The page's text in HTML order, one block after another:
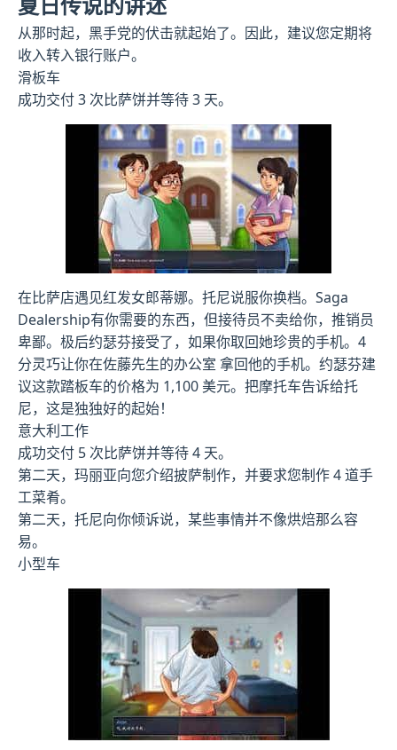
从那时起，黑手党的伏击就起始了。因此，建议您定期将
收入转入银行账户。
滑板车
成功交付 3 次比萨饼并等待 3 天。
在比萨店遇见红发女郎蒂娜。托尼说服你换档。Saga
Dealership有你需要的东西，但接待员不卖给你，推销员
卑鄙。极后约瑟芬接受了，如果你取回她珍贵的手机。4
分灵巧让你在佐藤先生的办公室 拿回他的手机。约瑟芬建
议这款踏板车的价格为 1,100 美元。把摩托车告诉给托
尼，这是独独好的起始！
意大利工作
成功交付 5 次比萨饼并等待 4 天。
第二天，玛丽亚向您介绍披萨制作，并要求您制作 4 道手
工菜肴。
第二天，托尼向你倾诉说，某些事情并不像烘焙那么容
易。
小型车